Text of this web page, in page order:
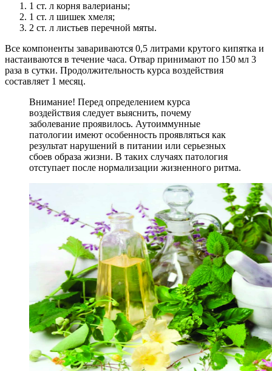
1 ст. л корня валерианы;
1 ст. л шишек хмеля;
2 ст. л листьев перечной мяты.
Все компоненты завариваются 0,5 литрами крутого кипятка и
настаиваются в течение часа. Отвар принимают по 150 мл 3
раза в сутки. Продолжительность курса воздействия
составляет 1 месяц.
Внимание! Перед определением курса
воздействия следует выяснить, почему
заболевание проявилось. Аутоиммунные
патологии имеют особенность проявляться как
результат нарушений в питании или серьезных
сбоев образа жизни. В таких случаях патология
отступает после нормализации жизненного ритма.